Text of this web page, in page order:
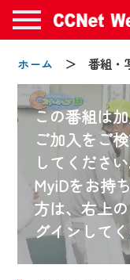
ホーム ＞ 番組・
この番組は
ご加入をご
してくださ
MyiDをお持
方は、右上
グインして
2024/09/02
動画配信サ